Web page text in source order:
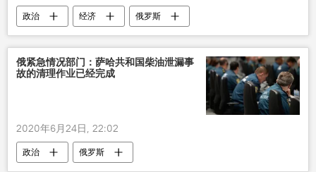
政治 经济
俄罗斯
新型肺炎疫情
GDP
俄紧急情况部门：萨哈共和国柴油泄漏事
故的清理作业已经完成
2020年6月24日, 22:02
政治 俄罗斯